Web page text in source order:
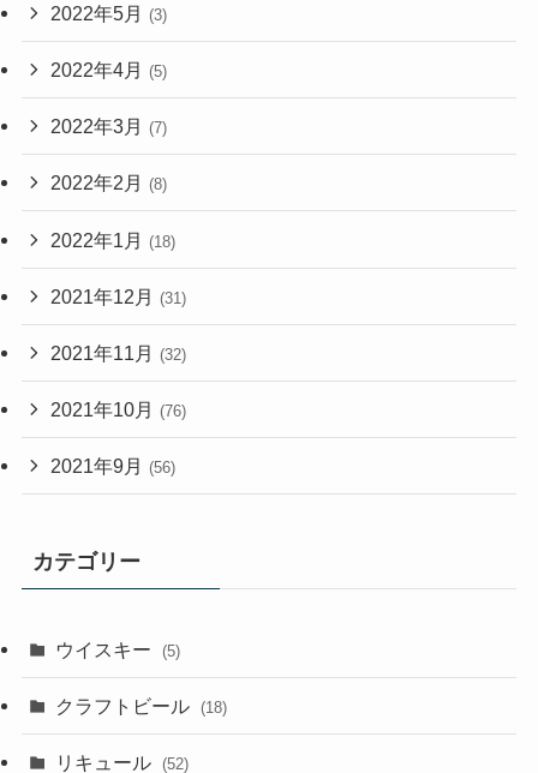
2022年5月 (3)
2022年4月 (5)
2022年3月 (7)
2022年2月 (8)
2022年1月 (18)
2021年12月 (31)
2021年11月 (32)
2021年10月 (76)
2021年9月 (56)
カテゴリー
ウイスキー (5)
クラフトビール (18)
リキュール (52)